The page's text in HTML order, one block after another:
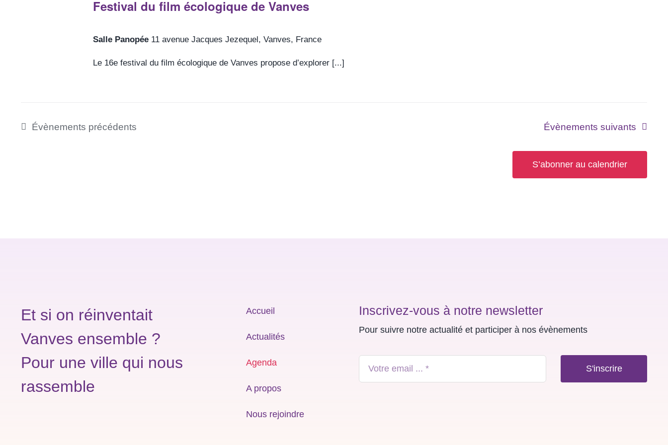
Festival du film écologique de Vanves
Salle Panopée 11 avenue Jacques Jezequel, Vanves, France
Le 16e festival du film écologique de Vanves propose d’explorer [...]
Évènements précédents Évènements suivants
S’abonner au calendrier
Et si on réinventait
Vanves ensemble ?
Pour une ville qui nous
rassemble
Accueil
Actualités
Agenda
A propos
Nous rejoindre
Inscrivez-vous à notre newsletter
Pour suivre notre actualité et participer à nos évènements
S'inscrire